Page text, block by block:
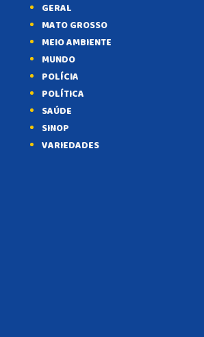
GERAL
MATO GROSSO
MEIO AMBIENTE
MUNDO
POLÍCIA
POLÍTICA
SAÚDE
SINOP
VARIEDADES